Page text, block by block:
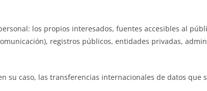
los propios interesados, fuentes accesibles al
registros públicos, entidades privadas,
su caso, las transferencias internacionales de datos que